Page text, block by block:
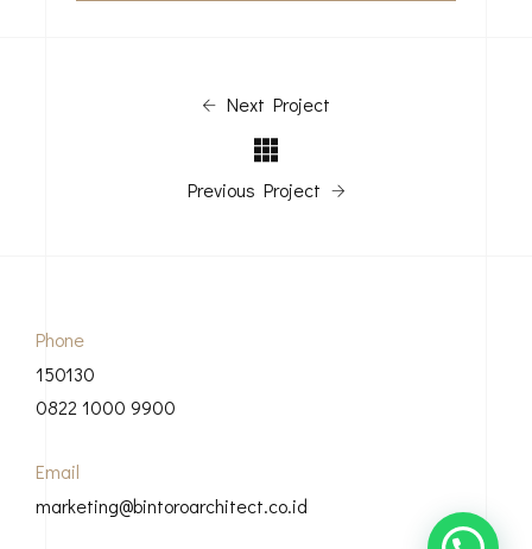
Next Project
Previous Project
Phone
150130
0822 1000 9900
Email
marketing@bintoroarchitect.co.id